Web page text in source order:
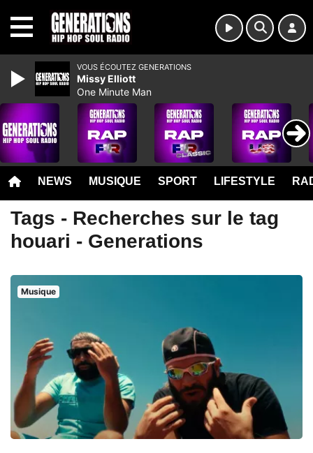
NEWS MUSIQUE SPORT LIFESTYLE
Tags - Recherches sur le tag
houari - Generations
Musique
VOUS ÉCOUTEZ GENERATIONS
Missy Elliott
One Minute Man